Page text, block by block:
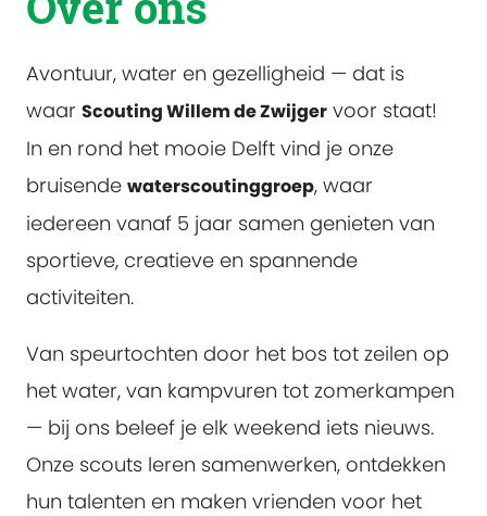
Avontuur, water en gezelligheid — dat is
waar Scouting Willem de Zwijger voor staat!
In en rond het mooie Delft vind je onze
bruisende waterscoutinggroep, waar
iedereen vanaf 5 jaar samen genieten van
sportieve, creatieve en spannende
activiteiten.
Van speurtochten door het bos tot zeilen op
het water, van kampvuren tot zomerkampen
— bij ons beleef je elk weekend iets nieuws.
Onze scouts leren samenwerken, ontdekken
hun talenten en maken vrienden voor het